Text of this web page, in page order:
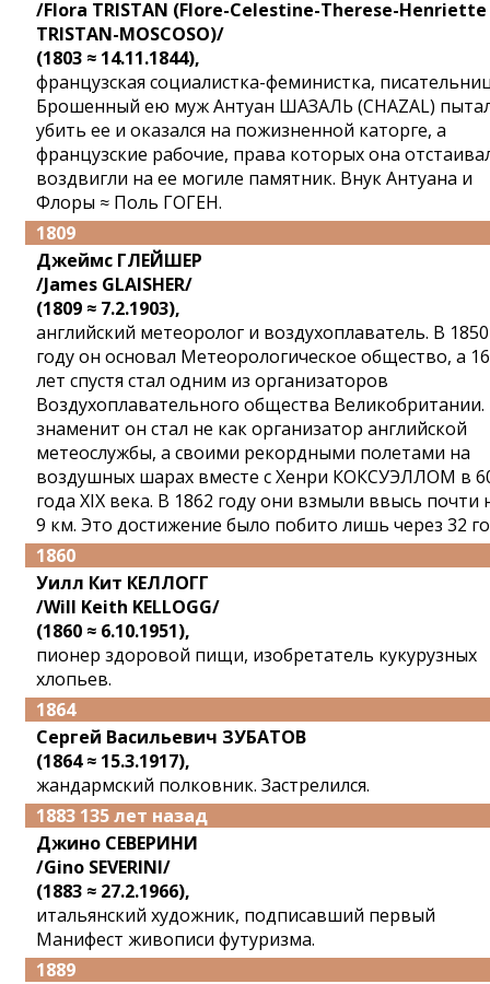
/Flora TRISTAN (Flore-Celestine-Therese-Henriette
TRISTAN-MOSCOSO)/
(1803 ≈ 14.11.1844),
французская социалистка-феминистка,
Брошенный ею муж Антуан ШАЗАЛЬ (CHAZAL)
убить ее и оказался на пожизненной каторге, а
французские рабочие, права которых она
воздвигли на ее могиле памятник. Внук Антуана и
Флоры ≈ Поль ГОГЕН.
1809
Джеймс ГЛЕЙШЕР
/James GLAISHER/
(1809 ≈ 7.2.1903),
английский метеоролог и воздухоплаватель. В 1850
году он основал Метеорологическое общество, а 16
лет спустя стал одним из организаторов
Воздухоплавательного общества
знаменит он стал не как организатор английской
метеослужбы, а своими рекордными полетами на
воздушных шарах вместе с Хенри КОКСУЭЛЛОМ в
года XIX века. В 1862 году они взмыли ввысь почти
9 км. Это достижение было побито лишь через 32
1860
Уилл Кит КЕЛЛОГГ
/Will Keith KELLOGG/
(1860 ≈ 6.10.1951),
пионер здоровой пищи, изобретатель кукурузных
хлопьев.
1864
Сергей Васильевич ЗУБАТОВ
(1864 ≈ 15.3.1917),
жандармский полковник. Застрелился.
1883 135 лет назад
Джино СЕВЕРИНИ
/Gino SEVERINI/
(1883 ≈ 27.2.1966),
итальянский художник, подписавший первый
Манифест живописи футуризма.
1889